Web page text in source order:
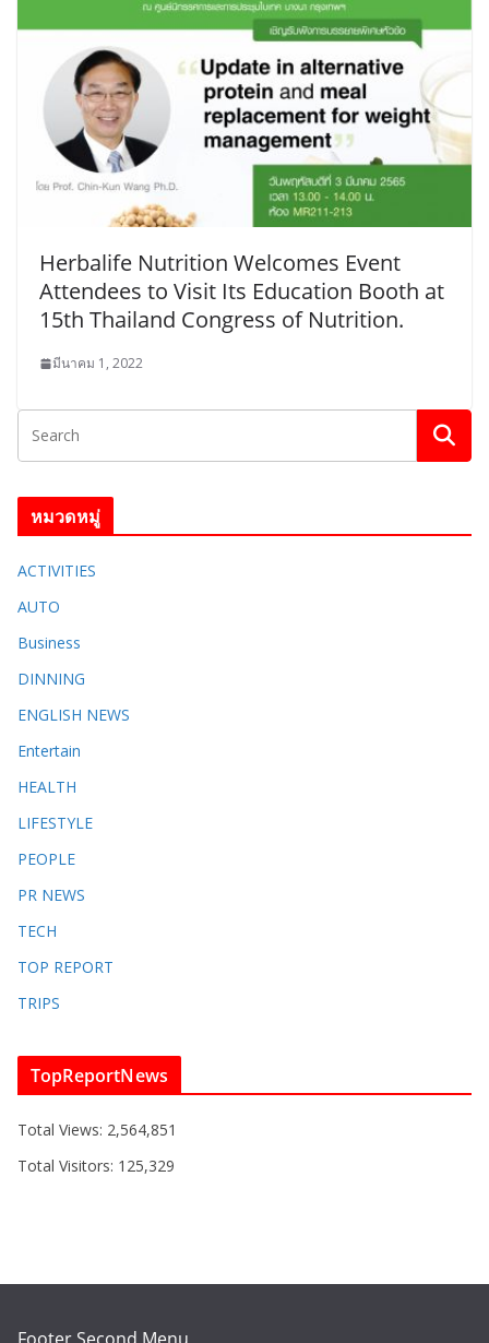
Herbalife Nutrition Welcomes Event
Attendees to Visit Its Education Booth at
15th Thailand Congress of Nutrition.
มีนาคม 1, 2022
หมวดหมู่
ACTIVITIES
AUTO
Business
DINNING
ENGLISH​ NEWS
Entertain
HEALTH
LIFESTYLE
PEOPLE
PR NEWS
TECH
TOP REPORT
TRIPS
TopReportNews
Total Views: 2,564,851
Total Visitors: 125,329